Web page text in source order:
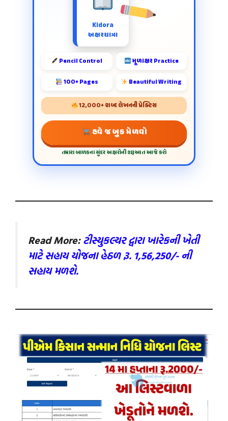
Kidora
અક્ષરયાત્રા
Pencil Control મૂળાક્ષર Practice
100+ Pages Beautiful Writing
12,000+ શબ્દ લેખનની પ્રેક્ટિસ
હવે જ બુક મેળવો
તમારા બાળકના સુંદર અક્ષરોની શરૂઆત આજે કરો
Read More:ટીસ્યુકલ્ચર દ્વારા ખારેકની ખેતી
માટે સહાય યોજના હેઠળ રૂ. 1,56,250/- ની
સહાય મળશે.